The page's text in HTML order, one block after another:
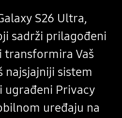
S26 Ultra,
sadrži prilagođeni
transformira Vaš
najsjajniji sistem
ugrađeni Privacy
uređaju na